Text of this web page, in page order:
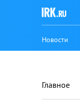
Новости
Главное